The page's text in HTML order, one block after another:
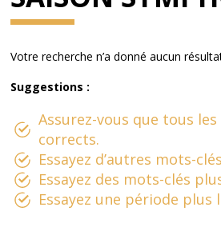
Votre recherche n’a donné aucun
Suggestions :
Assurez-vous que tous
corrects.
Essayez d’autres mots-
Essayez des mots-clés
Essayez une période plus